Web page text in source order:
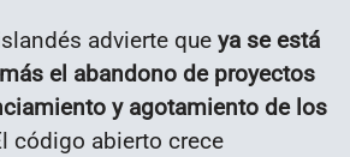
advierte que ya se está
el abandono de proyectos
y agotamiento de los
código abierto crece